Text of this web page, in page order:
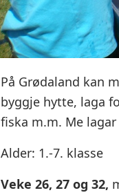
På Grødaland kan
byggje hytte, laga
fiska m.m. Me
Alder: 1.-7. klasse
Veke 26, 27 og 32,